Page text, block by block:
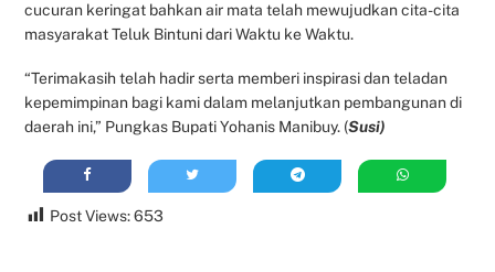
cucuran keringat bahkan air mata telah mewujudkan cita-cita
masyarakat Teluk Bintuni dari Waktu ke Waktu.
“Terimakasih telah hadir serta memberi inspirasi dan teladan
kepemimpinan bagi kami dalam melanjutkan pembangunan di
daerah ini,” Pungkas Bupati Yohanis Manibuy. (Susi)
Post Views: 653